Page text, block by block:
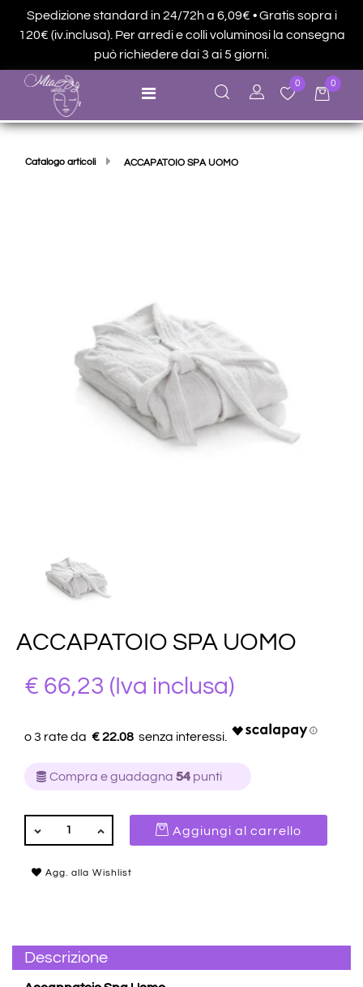
Spedizione standard in 24/72h a 6,09€ • Gratis sopra i
120€ (iv.inclusa). Per arredi e colli voluminosi la consegna
può richiedere dai 3 ai 5 giorni.
Open menu
0 0
Catalogo articoli ACCAPATOIO SPA UOMO
ACCAPATOIO SPA UOMO
€ 66,23 (Iva inclusa)
€ 22.08
Compra e guadagna 54 punti
QUANTITÀ
Aggiungi al carrello
Agg. alla Wishlist
Descrizione